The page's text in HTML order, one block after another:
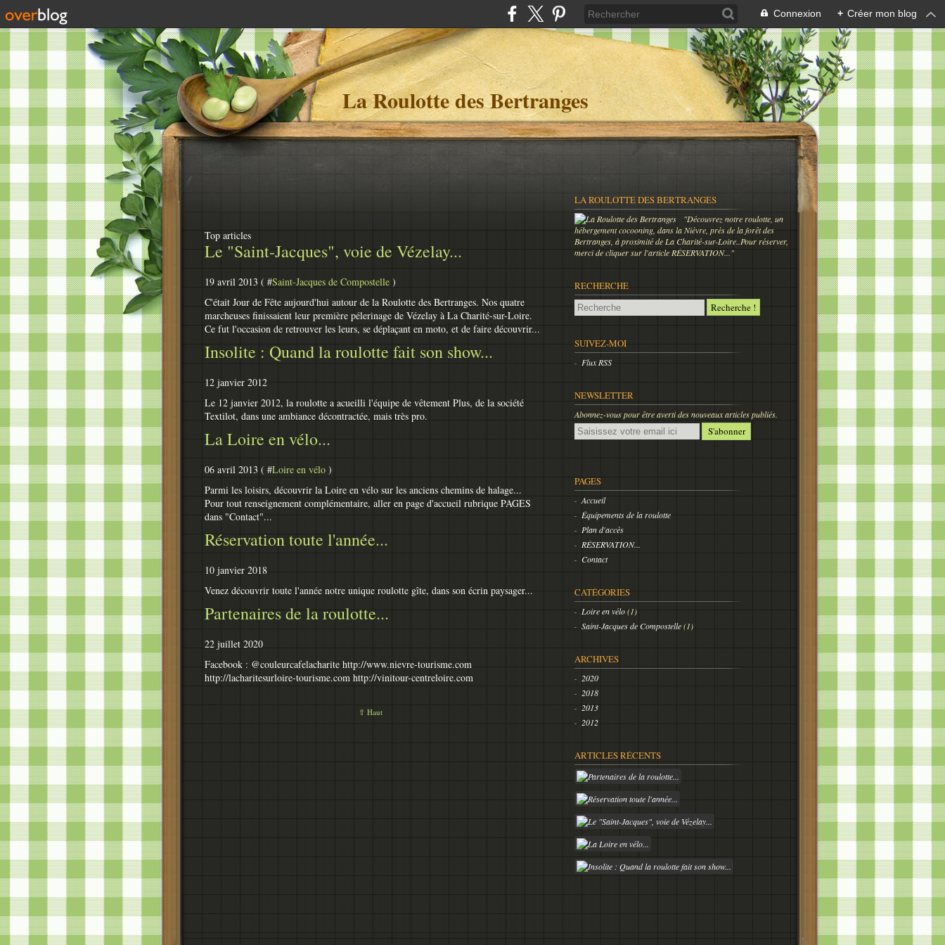
Connexion + Créer mon blog
La Roulotte des Bertranges
Top articles
Le "Saint-Jacques", voie de Vézelay...
19 avril 2013 ( #Saint-Jacques de Compostelle )
C'était Jour de Fête aujourd'hui autour de la Roulotte des Bertranges. Nos quatre
marcheuses finissaient leur première pélerinage de Vézelay à La Charité-sur-Loire.
Ce fut l'occasion de retrouver les leurs, se déplaçant en moto, et de faire découvrir...
Insolite : Quand la roulotte fait son show...
12 janvier 2012
Le 12 janvier 2012, la roulotte a acueilli l'équipe de vêtement Plus, de la société
Textilot, dans une ambiance décontractée, mais très pro.
La Loire en vélo...
06 avril 2013 ( #Loire en vélo )
Parmi les loisirs, découvrir la Loire en vélo sur les anciens chemins de halage...
Pour tout renseignement complémentaire, aller en page d'accueil rubrique PAGES
dans "Contact"...
Réservation toute l'année...
10 janvier 2018
Venez découvrir toute l'année notre unique roulotte gîte, dans son écrin paysager...
Partenaires de la roulotte...
22 juillet 2020
Facebook : @couleurcafelacharite http://www.nievre-tourisme.com
http://lacharitesurloire-tourisme.com http://vinitour-centreloire.com
⇧ Haut
LA ROULOTTE DES BERTRANGES
"Découvrez notre roulotte, un
hébergement cocooning, dans la Nièvre, près de la forêt des
Bertranges, à proximité de La Charité-sur-Loire..Pour réserver,
merci de cliquer sur l'article RÉSERVATION..."
RECHERCHE
SUIVEZ-MOI
Flux RSS
NEWSLETTER
Abonnez-vous pour être averti des nouveaux articles publiés.
Email
PAGES
Accueil
Équipements de la roulotte
Plan d'accès
RÉSERVATION...
Contact
CATÉGORIES
Loire en vélo(1)
Saint-Jacques de Compostelle(1)
ARCHIVES
2020
2018
2013
2012
ARTICLES RÉCENTS